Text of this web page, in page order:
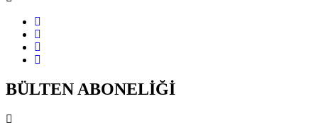
BÜLTEN ABONELİĞİ